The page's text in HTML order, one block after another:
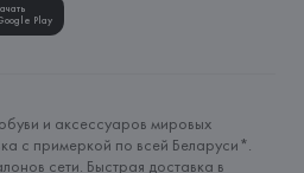
Play
и аксессуаров мировых
с примеркой по всей Беларуси*.
сети. Быстрая доставка в